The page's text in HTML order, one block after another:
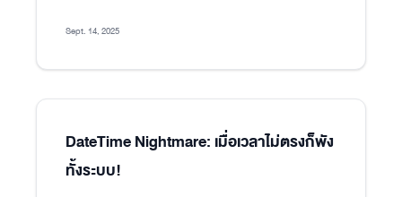
Sept. 14, 2025
DateTime Nightmare: เมื่อเวลาไม่ตรงก็พัง
ทั้งระบบ!